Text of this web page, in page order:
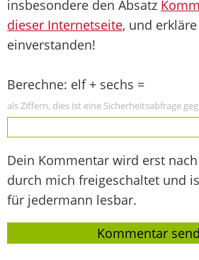
insbesondere den Absatz
dieser Internetseite, und
einverstanden!
Berechne: elf + sechs =
als Ziffern, dies ist eine Sicherheitsabfrage
Dein Kommentar wird erst
durch mich freigeschaltet und
für jedermann lesbar.